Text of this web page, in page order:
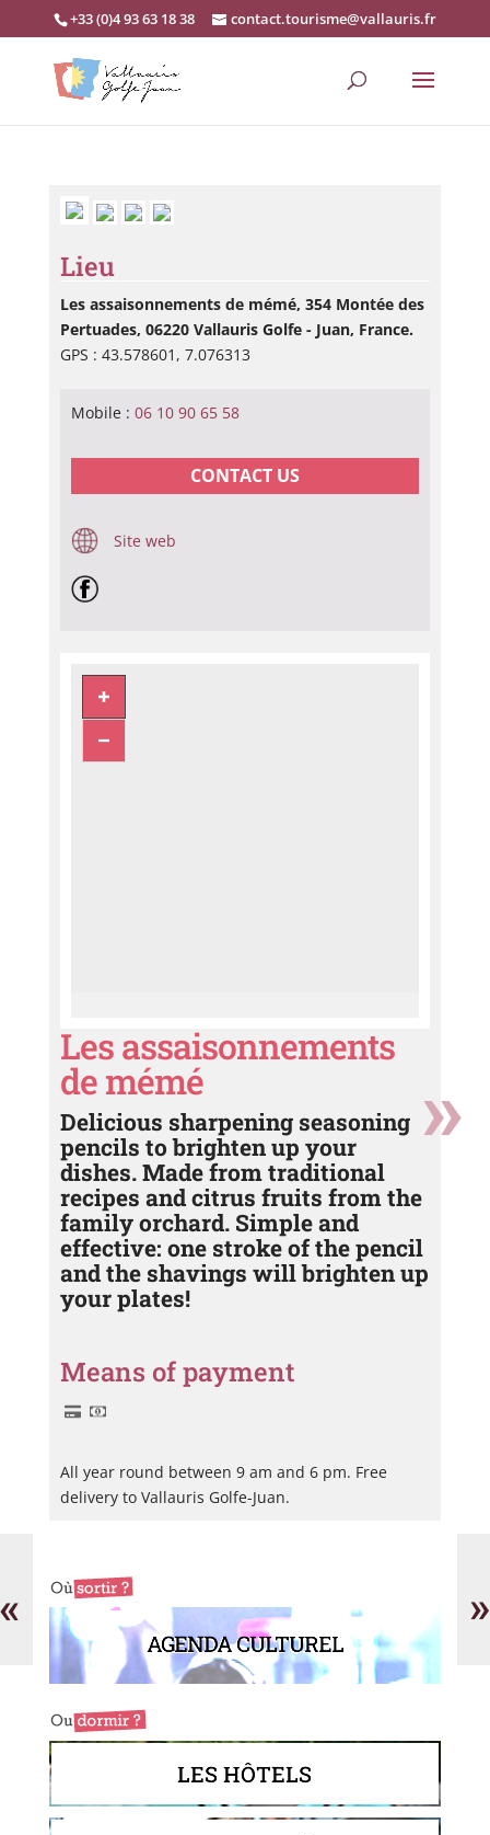
+33 (0)4 93 63 18 38 contact.tourisme@vallauris.fr
«
Joséphine »
Lieu
Les assaisonnements de mémé, 354 Montée des
Pertuades, 06220 Vallauris Golfe - Juan, France.
GPS : 43.578601, 7.076313
Mobile : 06 10 90 65 58
CONTACT US
Site web
Les assaisonnements
de mémé
Delicious sharpening seasoning
pencils to brighten up your
dishes. Made from traditional
recipes and citrus fruits from the
family orchard. Simple and
effective: one stroke of the pencil
and the shavings will brighten up
your plates!
Means of payment
All year round between 9 am and 6 pm. Free
delivery to Vallauris Golfe-Juan.
AGENDA CULTUREL
LES HÔTELS